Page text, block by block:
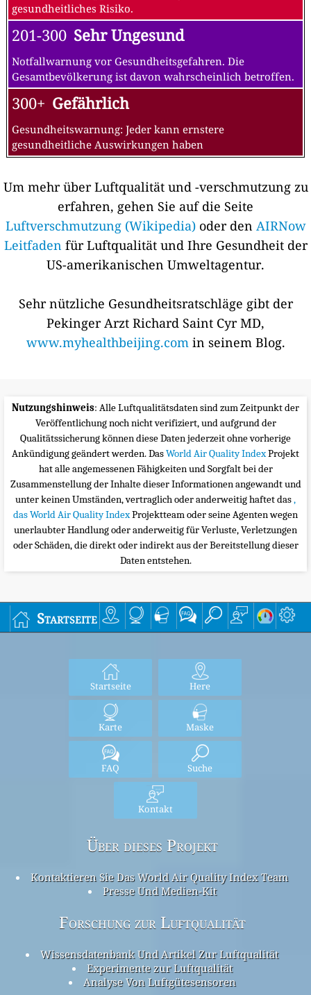
gesundheitliches Risiko.
201-300 Sehr Ungesund
Notfallwarnung vor Gesundheitsgefahren. Die
Gesamtbevölkerung ist davon wahrscheinlich betroffen.
300+ Gefährlich
Gesundheitswarnung: Jeder kann ernstere
gesundheitliche Auswirkungen haben
Um mehr über Luftqualität und -verschmutzung zu
erfahren, gehen Sie auf die Seite
Luftverschmutzung (Wikipedia)oder den AIRNow
Leitfaden für Luftqualität und Ihre Gesundheit der
US-amerikanischen Umweltagentur.
Sehr nützliche Gesundheitsratschläge gibt der
Pekinger Arzt Richard Saint Cyr MD,
www.myhealthbeijing.comin seinem Blog.
Nutzungshinweis: Alle Luftqualitätsdaten sind zum Zeitpunkt der
Veröffentlichung noch nicht verifiziert, und aufgrund der
Qualitätssicherung können diese Daten jederzeit ohne vorherige
Ankündigung geändert werden. DasWorld Air Quality IndexProjekt
hat alle angemessenen Fähigkeiten und Sorgfalt bei der
Zusammenstellung der Inhalte dieser Informationen angewandt und
unter keinen Umständen, vertraglich oder anderweitig haftet das,
das World Air Quality IndexProjektteam oder seine Agenten wegen
unerlaubter Handlung oder anderweitig für Verluste, Verletzungen
oder Schäden, die direkt oder indirekt aus der Bereitstellung dieser
Daten entstehen.
Startseite
Startseite Here
Karte Maske
FAQ Suche
Kontakt
Über dieses Projekt
Kontaktieren Sie Das World Air Quality Index Team
Presse Und Medien-Kit
Forschung zur Luftqualität
Wissensdatenbank Und Artikel Zur Luftqualität
Experimente zur Luftqualität
Analyse Von Luftgütesensoren